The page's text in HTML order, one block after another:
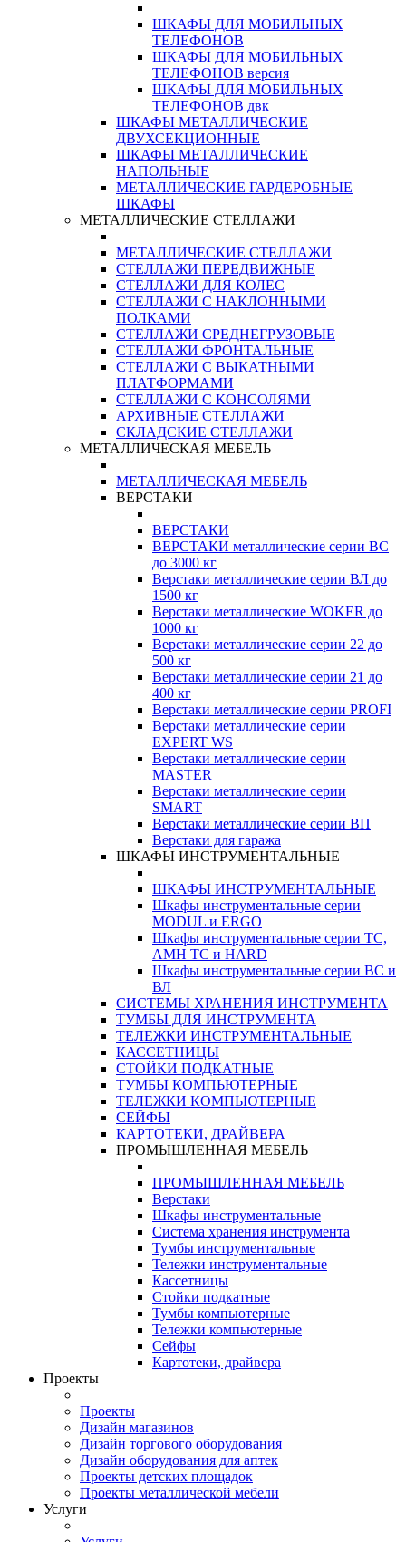
ШКАФЫ ДЛЯ МОБИЛЬНЫХ
ТЕЛЕФОНОВ
ШКАФЫ ДЛЯ МОБИЛЬНЫХ
ТЕЛЕФОНОВ версия
ШКАФЫ ДЛЯ МОБИЛЬНЫХ
ТЕЛЕФОНОВ двк
ШКАФЫ МЕТАЛЛИЧЕСКИЕ
ДВУХСЕКЦИОННЫЕ
ШКАФЫ МЕТАЛЛИЧЕСКИЕ
НАПОЛЬНЫЕ
МЕТАЛЛИЧЕСКИЕ ГАРДЕРОБНЫЕ
ШКАФЫ
МЕТАЛЛИЧЕСКИЕ СТЕЛЛАЖИ
МЕТАЛЛИЧЕСКИЕ СТЕЛЛАЖИ
СТЕЛЛАЖИ ПЕРЕДВИЖНЫЕ
СТЕЛЛАЖИ ДЛЯ КОЛЕС
СТЕЛЛАЖИ С НАКЛОННЫМИ
ПОЛКАМИ
СТЕЛЛАЖИ СРЕДНЕГРУЗОВЫЕ
СТЕЛЛАЖИ ФРОНТАЛЬНЫЕ
СТЕЛЛАЖИ С ВЫКАТНЫМИ
ПЛАТФОРМАМИ
СТЕЛЛАЖИ С КОНСОЛЯМИ
АРХИВНЫЕ СТЕЛЛАЖИ
СКЛАДСКИЕ СТЕЛЛАЖИ
МЕТАЛЛИЧЕСКАЯ МЕБЕЛЬ
МЕТАЛЛИЧЕСКАЯ МЕБЕЛЬ
ВЕРСТАКИ
ВЕРСТАКИ
ВЕРСТАКИ металлические серии ВС
до 3000 кг
Верстаки металлические серии ВЛ до
1500 кг
Верстаки металлические WOKER до
1000 кг
Верстаки металлические серии 22 до
500 кг
Верстаки металлические серии 21 до
400 кг
Верстаки металлические серии PROFI
Верстаки металлические серии
EXPERT WS
Верстаки металлические серии
MASTER
Верстаки металлические серии
SMART
Верстаки металлические серии ВП
Верстаки для гаража
ШКАФЫ ИНСТРУМЕНТАЛЬНЫЕ
ШКАФЫ ИНСТРУМЕНТАЛЬНЫЕ
Шкафы инструментальные серии
MODUL и ERGO
Шкафы инструментальные серии ТС,
АМН ТС и HARD
Шкафы инструментальные серии ВС и
ВЛ
СИСТЕМЫ ХРАНЕНИЯ ИНСТРУМЕНТА
ТУМБЫ ДЛЯ ИНСТРУМЕНТА
ТЕЛЕЖКИ ИНСТРУМЕНТАЛЬНЫЕ
КАССЕТНИЦЫ
СТОЙКИ ПОДКАТНЫЕ
ТУМБЫ КОМПЬЮТЕРНЫЕ
ТЕЛЕЖКИ КОМПЬЮТЕРНЫЕ
СЕЙФЫ
КАРТОТЕКИ, ДРАЙВЕРА
ПРОМЫШЛЕННАЯ МЕБЕЛЬ
ПРОМЫШЛЕННАЯ МЕБЕЛЬ
Верстаки
Шкафы инструментальные
Система хранения инструмента
Тумбы инструментальные
Тележки инструментальные
Кассетницы
Стойки подкатные
Тумбы компьютерные
Тележки компьютерные
Сейфы
Картотеки, драйвера
Проекты
Проекты
Дизайн магазинов
Дизайн торгового оборудования
Дизайн оборудования для аптек
Проекты детских площадок
Проекты металлической мебели
Услуги